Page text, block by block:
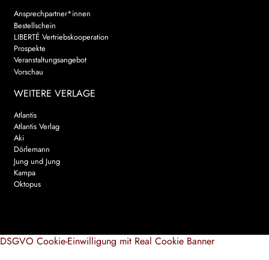
Ansprechpartner*innen
Bestellschein
LIBERTÉ Vertriebskooperation
Prospekte
Veranstaltungsangebot
Vorschau
WEITERE VERLAGE
Atlantis
Atlantis Verlag
Aki
Dörlemann
Jung und Jung
Kampa
Oktopus
DSGVO Cookie-Einwilligung mit Real Cookie Banner